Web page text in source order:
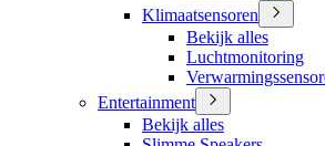
Klimaatsensoren
Bekijk alles
Luchtmonitoring
Entertainment
Bekijk alles